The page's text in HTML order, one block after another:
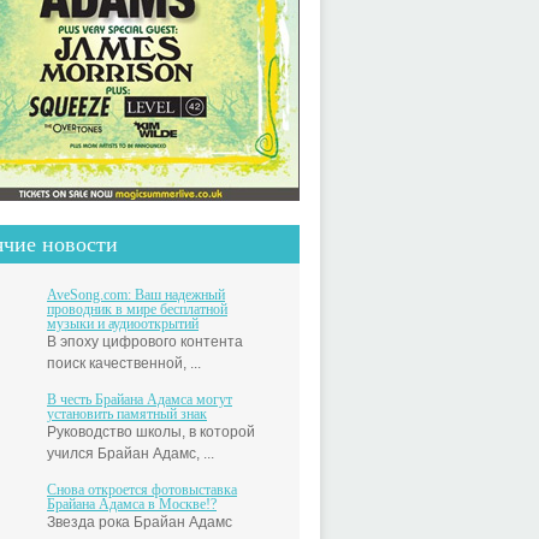
новости
AveSong.com: Ваш надежный
проводник в мире бесплатной
музыки и аудиооткрытий
В эпоху цифрового контента
поиск качественной, ...
В честь Брайана Адамса могут
установить памятный знак
Руководство школы, в которой
учился Брайан Адамс, ...
Снова откроется фотовыставка
Брайана Адамса в Москве!?
Звезда рока Брайан Адамс